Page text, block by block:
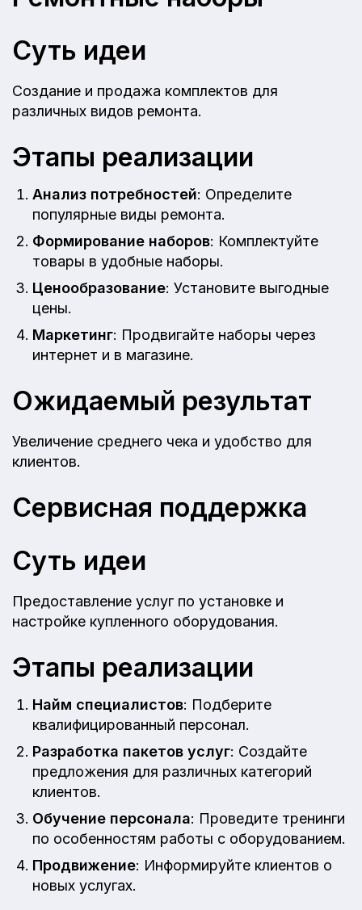
Суть идеи
Создание и продажа комплектов для
различных видов ремонта.
Этапы реализации
Анализ потребностей: Определите
популярные виды ремонта.
Формирование наборов: Комплектуйте
товары в удобные наборы.
Ценообразование: Установите выгодные
цены.
Маркетинг: Продвигайте наборы через
интернет и в магазине.
Ожидаемый результат
Увеличение среднего чека и удобство для
клиентов.
Сервисная поддержка
Суть идеи
Предоставление услуг по установке и
настройке купленного оборудования.
Этапы реализации
Найм специалистов: Подберите
квалифицированный персонал.
Разработка пакетов услуг: Создайте
предложения для различных категорий
клиентов.
Обучение персонала: Проведите тренинги
по особенностям работы с оборудованием.
Продвижение: Информируйте клиентов о
новых услугах.